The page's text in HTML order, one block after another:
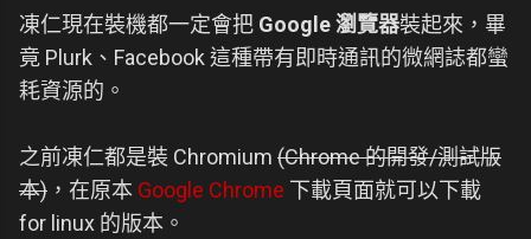
凍仁現在裝機都一定會把 Google 瀏覽器裝起來，畢
竟 Plurk、Facebook 這種帶有即時通訊的微網誌都蠻
耗資源的。
之前凍仁都是裝 Chromium (Chrome 的開發/測試版
本) ，在原本 Google Chrome 下載頁面就可以下載
for linux 的版本。